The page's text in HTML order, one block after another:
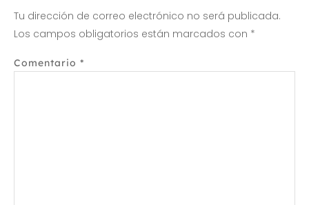
Tu dirección de correo electrónico no será publicada.
Los campos obligatorios están marcados con *
Comentario *